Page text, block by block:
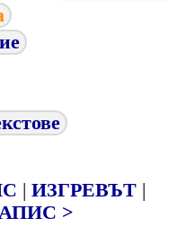
| ИЗГРЕВЪТ |
>